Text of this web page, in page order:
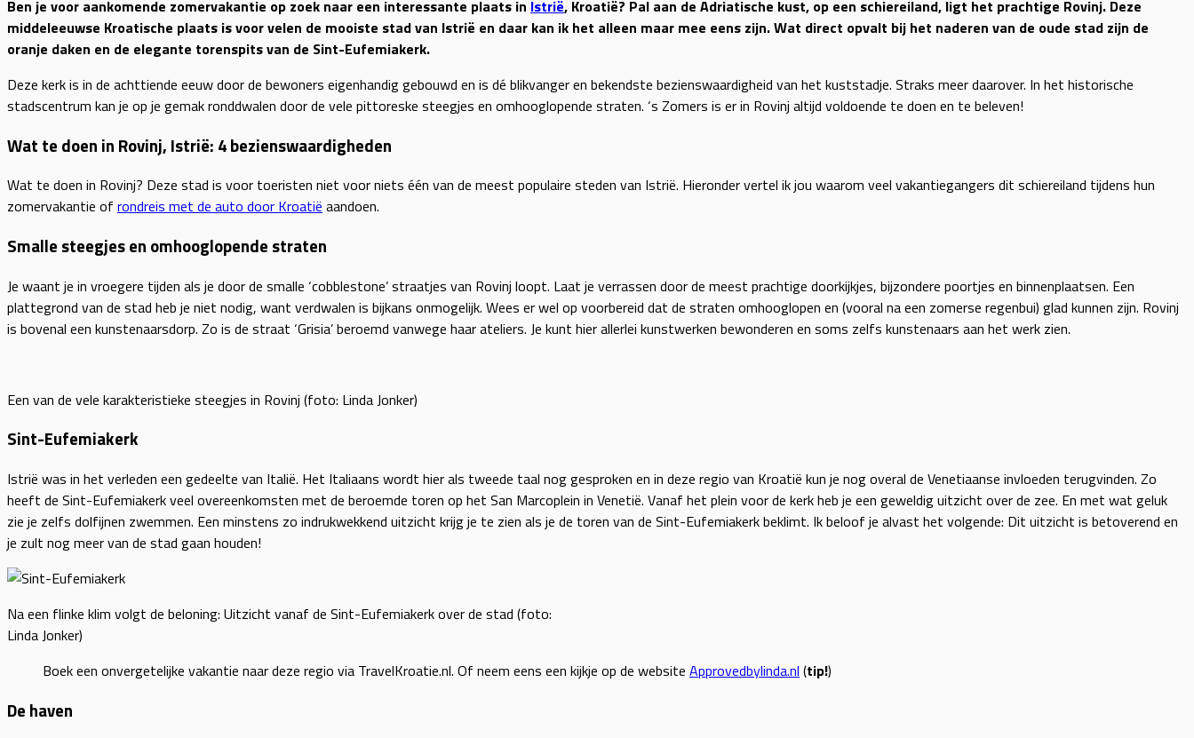
Ben je voor aankomende zomervakantie op zoek naar een interessante plaats in Istrië, Kroatië? Pal aan de Adriatische kust, op een schiereiland, ligt het prachtige Rovinj. Deze
middeleeuwse Kroatische plaats is voor velen de mooiste stad van Istrië en daar kan ik het alleen maar mee eens zijn. Wat direct opvalt bij het naderen van de oude stad zijn de
oranje daken en de elegante torenspits van de Sint-Eufemiakerk.
Deze kerk is in de achttiende eeuw door de bewoners eigenhandig gebouwd en is dé blikvanger en bekendste bezienswaardigheid van het kuststadje. Straks meer daarover. In het historische
stadscentrum kan je op je gemak ronddwalen door de vele pittoreske steegjes en omhooglopende straten. ‘s Zomers is er in Rovinj altijd voldoende te doen en te beleven!
Wat te doen in Rovinj, Istrië: 4 bezienswaardigheden
Wat te doen in Rovinj? Deze stad is voor toeristen niet voor niets één van de meest populaire steden van Istrië. Hieronder vertel ik jou waarom veel vakantiegangers dit schiereiland tijdens hun
zomervakantie of rondreis met de auto door Kroatië aandoen.
Smalle steegjes en omhooglopende straten
Je waant je in vroegere tijden als je door de smalle ‘cobblestone’ straatjes van Rovinj loopt. Laat je verrassen door de meest prachtige doorkijkjes, bijzondere poortjes en binnenplaatsen. Een
plattegrond van de stad heb je niet nodig, want verdwalen is bijkans onmogelijk. Wees er wel op voorbereid dat de straten omhooglopen en (vooral na een zomerse regenbui) glad kunnen zijn. Rovinj
is bovenal een kunstenaarsdorp. Zo is de straat ‘Grisia’ beroemd vanwege haar ateliers. Je kunt hier allerlei kunstwerken bewonderen en soms zelfs kunstenaars aan het werk zien.
Een van de vele karakteristieke steegjes in Rovinj (foto: Linda Jonker)
Sint-Eufemiakerk
Istrië was in het verleden een gedeelte van Italië. Het Italiaans wordt hier als tweede taal nog gesproken en in deze regio van Kroatië kun je nog overal de Venetiaanse invloeden terugvinden. Zo
heeft de Sint-Eufemiakerk veel overeenkomsten met de beroemde toren op het San Marcoplein in Venetië. Vanaf het plein voor de kerk heb je een geweldig uitzicht over de zee. En met wat geluk
zie je zelfs dolfijnen zwemmen. Een minstens zo indrukwekkend uitzicht krijg je te zien als je de toren van de Sint-Eufemiakerk beklimt. Ik beloof je alvast het volgende: Dit uitzicht is betoverend en
je zult nog meer van de stad gaan houden!
Na een flinke klim volgt de beloning: Uitzicht vanaf de Sint-Eufemiakerk over de stad (foto:
Linda Jonker)
Boek een onvergetelijke vakantie naar deze regio via TravelKroatie.nl. Of neem eens een kijkje op de website Approvedbylinda.nl (tip!)
De haven